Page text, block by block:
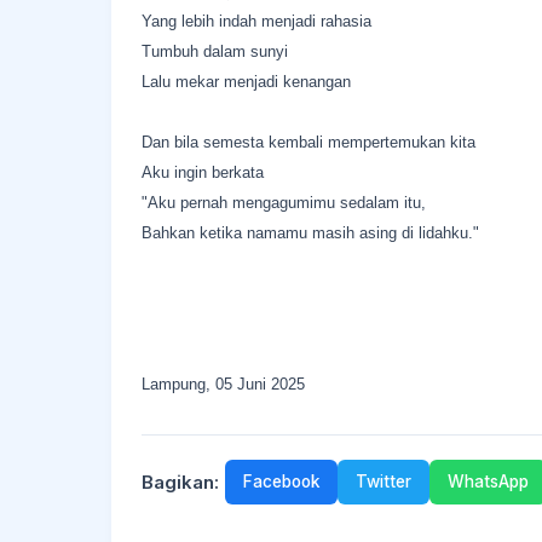
Yang lebih indah menjadi rahasia
Tumbuh dalam sunyi
Lalu mekar menjadi kenangan
Dan bila semesta kembali mempertemukan kita
Aku ingin berkata
"Aku pernah mengagumimu sedalam itu,
Bahkan ketika namamu masih asing di lidahku."
Lampung, 05 Juni 2025
Bagikan: Facebook Twitter WhatsApp